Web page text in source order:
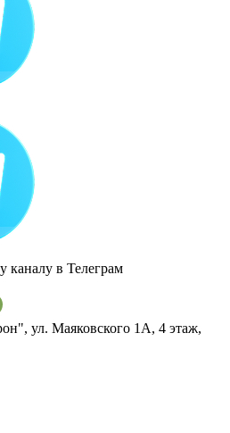
каналу в Телеграм
ул. Маяковского 1А, 4 этаж,